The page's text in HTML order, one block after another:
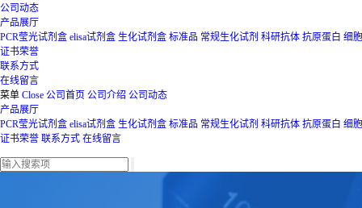
公司动态
产品展厅
PCR莹光试剂盒 elisa试剂盒 生化试剂盒 标准品 常规生化试剂 科研抗体 抗原蛋白 细胞
证书荣誉
联系方式
在线留言
菜单 Close 公司首页 公司介绍 公司动态
产品展厅
PCR莹光试剂盒 elisa试剂盒 生化试剂盒 标准品 常规生化试剂 科研抗体 抗原蛋白 细胞
证书荣誉 联系方式 在线留言